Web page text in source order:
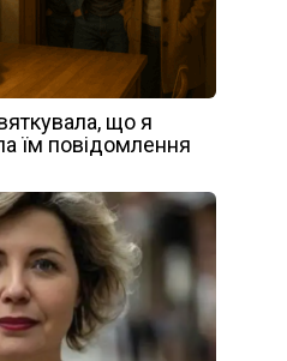
що я
їм повідомлення